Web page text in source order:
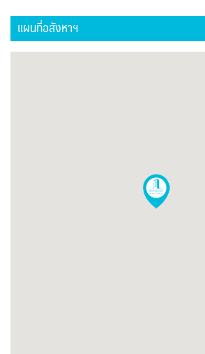
แผนที่อสังหาฯ